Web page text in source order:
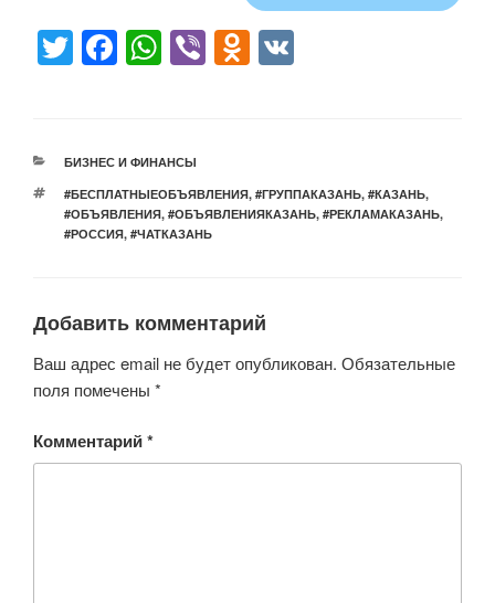
T
er
F
e
b
o
W
s
A
p
Vi O
kl
a
ki
РУБРИКИ
БИЗНЕС И ФИНАНСЫ
МЕТКИ
#БЕСПЛАТНЫЕОБЪЯВЛЕНИЯ, #ГРУППАКАЗАНЬ, #КАЗАНЬ,
#ОБЪЯВЛЕНИЯ, #ОБЪЯВЛЕНИЯКАЗАНЬ, #РЕКЛАМАКАЗАНЬ,
#РОССИЯ, #ЧАТКАЗАНЬ
Добавить комментарий
Ваш адрес email не будет опубликован. Обязательные
поля помечены *
Комментарий*